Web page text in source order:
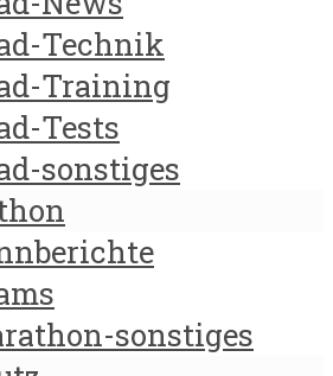
Technik
Training
Tests
sonstiges
sonstiges